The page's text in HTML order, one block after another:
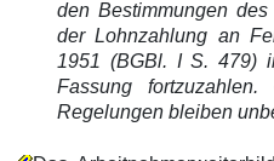
den Bestimmungen
der Lohnzahlung an
1951 (BGBl. I S. 479)
Fassung fortzuzahlen.
Regelungen bleiben